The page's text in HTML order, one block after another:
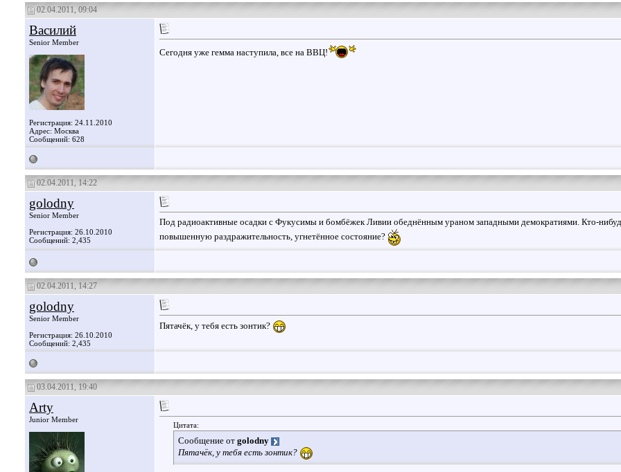
02.04.2011, 09:04
Василий
Senior Member
Регистрация: 24.11.2010
Адрес: Москва
Сообщений: 628
Сегодня уже гемма наступила, все на ВВЦ!
02.04.2011, 14:22
golodny
Senior Member
Регистрация: 26.10.2010
Сообщений: 2,435
Под радиоактивные осадки с Фукусимы и бомбёжек Ливии обеднённым ураном западными демократиями. Кто-
повышенную раздражительность, угнетённое состояние?
02.04.2011, 14:27
golodny
Senior Member
Регистрация: 26.10.2010
Сообщений: 2,435
Пятачёк, у тебя есть зонтик?
03.04.2011, 19:40
Arty
Junior Member
Цитата:
Сообщение от golodny
Пятачёк, у тебя есть зонтик?